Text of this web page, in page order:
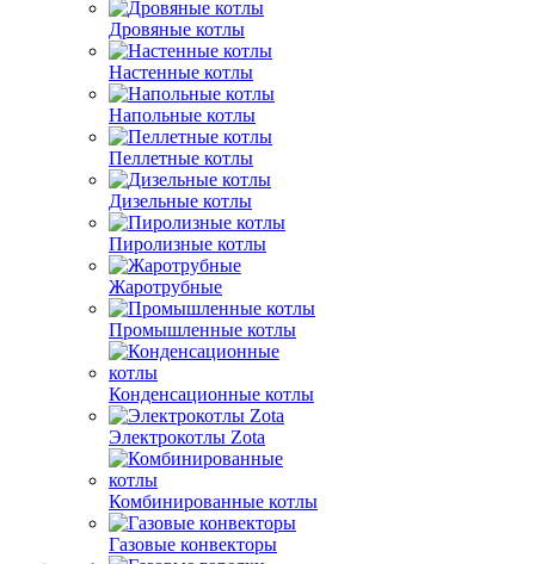
Дровяные котлы
Настенные котлы
Напольные котлы
Пеллетные котлы
Дизельные котлы
Пиролизные котлы
Жаротрубные
Промышленные котлы
Конденсационные котлы
Электрокотлы Zota
Комбинированные котлы
Газовые конвекторы